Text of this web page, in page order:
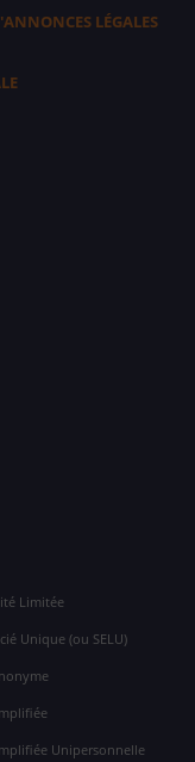
LÉGALES
Limitée
Unique (ou SELU)
Unipersonnelle